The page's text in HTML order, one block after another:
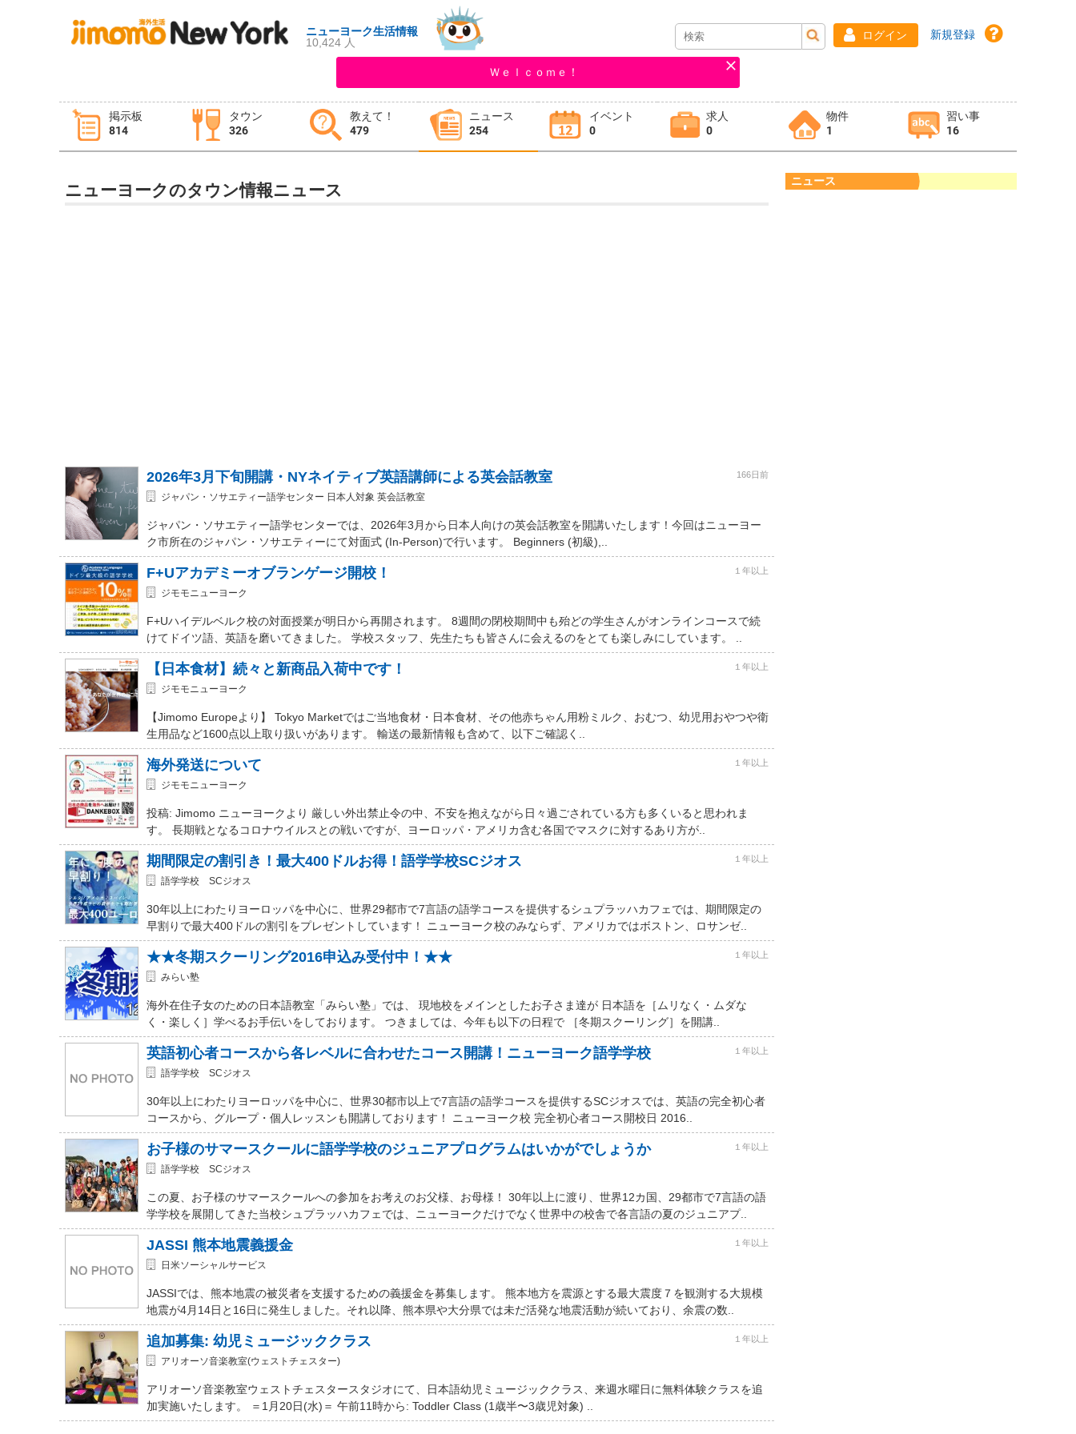
ニューヨーク生活情報
10,424 人
ログイン 新規登録
Ｗｅｌｃｏｍｅ！
掲示板
814
タウン
326
教えて！
479
ニュース
254
イベント
0
求人
0
物件
1
習い事
16
タウン情報
イベント 求人
ニューヨークのタウン情報ニュース
2026年3月下旬開講・NYネイティブ英語講師による英会話教室 166日前
ジャパン・ソサエティー語学センター 日本人対象 英会話教室
ジャパン・ソサエティー語学センターでは、2026年3月から日本人向けの英会話教室を開講いたします！今回はニューヨー
ク市所在のジャパン・ソサエティーにて対面式 (In-Person)で行います。 Beginners (初級),..
F+Uアカデミーオブランゲージ開校！ １年以上
ジモモニューヨーク
F+Uハイデルベルク校の対面授業が明日から再開されます。 8週間の閉校期間中も殆どの学生さんがオンラインコースで続
けてドイツ語、英語を磨いてきました。 学校スタッフ、先生たちも皆さんに会えるのをとても楽しみにしています。 ..
【日本食材】続々と新商品入荷中です！ １年以上
ジモモニューヨーク
【Jimomo Europeより】 Tokyo Marketではご当地食材・日本食材、その他赤ちゃん用粉ミルク、おむつ、幼児用おやつや衛
生用品など1600点以上取り扱いがあります。 輸送の最新情報も含めて、以下ご確認く..
海外発送について １年以上
ジモモニューヨーク
投稿: Jimomo ニューヨークより 厳しい外出禁止令の中、不安を抱えながら日々過ごされている方も多くいると思われま
す。 長期戦となるコロナウイルスとの戦いですが、ヨーロッパ・アメリカ含む各国でマスクに対するあり方が..
期間限定の割引き！最大400ドルお得！語学学校SCジオス １年以上
語学学校 SCジオス
30年以上にわたりヨーロッパを中心に、世界29都市で7言語の語学コースを提供するシュプラッハカフェでは、期間限定の
早割りで最大400ドルの割引をプレゼントしています！ ニューヨーク校のみならず、アメリカではボストン、ロサンゼ..
★★冬期スクーリング2016申込み受付中！★★ １年以上
みらい塾
海外在住子女のための日本語教室「みらい塾」では、 現地校をメインとしたお子さま達が 日本語を［ムリなく・ムダな
く・楽しく］学べるお手伝いをしております。 つきましては、今年も以下の日程で ［冬期スクーリング］を開講..
英語初心者コースから各レベルに合わせたコース開講！ニューヨーク語学学校 １年以上
語学学校 SCジオス
30年以上にわたりヨーロッパを中心に、世界30都市以上で7言語の語学コースを提供するSCジオスでは、英語の完全初心者
コースから、グループ・個人レッスンも開講しております！ ニューヨーク校 完全初心者コース開校日 2016..
お子様のサマースクールに語学学校のジュニアプログラムはいかがでしょうか １年以上
語学学校 SCジオス
この夏、お子様のサマースクールへの参加をお考えのお父様、お母様！ 30年以上に渡り、世界12カ国、29都市で7言語の語
学学校を展開してきた当校シュプラッハカフェでは、ニューヨークだけでなく世界中の校舎で各言語の夏のジュニアプ..
JASSI 熊本地震義援金 １年以上
日米ソーシャルサービス
JASSIでは、熊本地震の被災者を支援するための義援金を募集します。 熊本地方を震源とする最大震度７を観測する大規模
地震が4月14日と16日に発生しました。それ以降、熊本県や大分県では未だ活発な地震活動が続いており、余震の数..
追加募集: 幼児ミュージッククラス １年以上
アリオーソ音楽教室(ウェストチェスター)
アリオーソ音楽教室ウェストチェスタースタジオにて、日本語幼児ミュージッククラス、来週水曜日に無料体験クラスを追
加実施いたします。 ＝1月20日(水)＝ 午前11時から: Toddler Class (1歳半〜3歳児対象) ..
ニュース